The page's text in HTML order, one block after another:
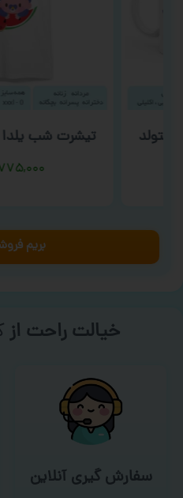
متولد تیشرت شب یلدا طرح
بریم
خیالت راحت از
سفارش گیری آنلاین